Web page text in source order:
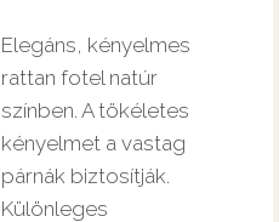
Elegáns, kényelmes
rattan fotel natúr
színben. A tökéletes
kényelmet a vastag
párnák biztosítják.
Különleges